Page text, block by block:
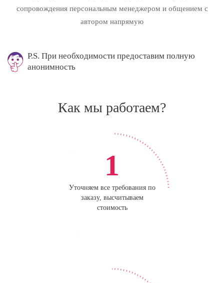
сопровождения персональным менеджером и общением с
автором напрямую
P.S. При необходимости предоставим полную
анонимность
Как мы работаем?
1
Уточняем все требования по
заказу, высчитываем
стоимость